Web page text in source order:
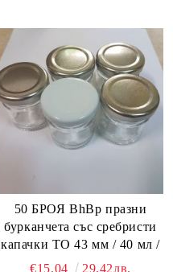
50 БРОЯ BhBp празни
бурканчета със сребристи
капачки ТО 43 мм / 40 мл /
€15.04
29.42лв.